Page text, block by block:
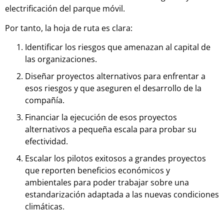
electrificación del parque móvil.
Por tanto, la hoja de ruta es clara:
Identificar los riesgos que amenazan al capital de
las organizaciones.
Diseñar proyectos alternativos para enfrentar a
esos riesgos y que aseguren el desarrollo de la
compañía.
Financiar la ejecución de esos proyectos
alternativos a pequeña escala para probar su
efectividad.
Escalar los pilotos exitosos a grandes proyectos
que reporten beneficios económicos y
ambientales para poder trabajar sobre una
estandarización adaptada a las nuevas condiciones
climáticas.